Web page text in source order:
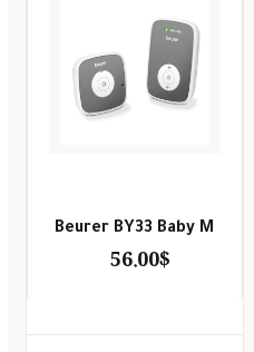
Beurer BY33 Baby M
56.00$